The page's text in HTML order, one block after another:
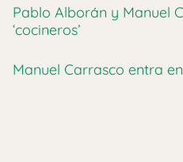
Pablo Alborán y Manuel
‘cocineros’
Manuel Carrasco entra